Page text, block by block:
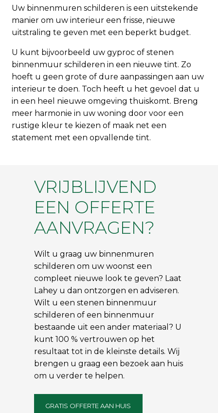
Uw binnenmuren schilderen is een uitstekende
manier om uw interieur een frisse, nieuwe
uitstraling te geven met een beperkt budget.
U kunt bijvoorbeeld uw gyproc of stenen
binnenmuur schilderen in een nieuwe tint. Zo
hoeft u geen grote of dure aanpassingen aan uw
interieur te doen. Toch heeft u het gevoel dat u
in een heel nieuwe omgeving thuiskomt. Breng
meer harmonie in uw woning door voor een
rustige kleur te kiezen of maak net een
statement met een opvallende tint.
VRIJBLIJVEND
EEN OFFERTE
AANVRAGEN?
Wilt u graag uw binnenmuren
schilderen om uw woonst een
compleet nieuwe look te geven? Laat
Lahey u dan ontzorgen en adviseren.
Wilt u een stenen binnenmuur
schilderen of een binnenmuur
bestaande uit een ander materiaal? U
kunt 100 % vertrouwen op het
resultaat tot in de kleinste details. Wij
brengen u graag een bezoek aan huis
om u verder te helpen.
GRATIS OFFERTE AAN HUIS